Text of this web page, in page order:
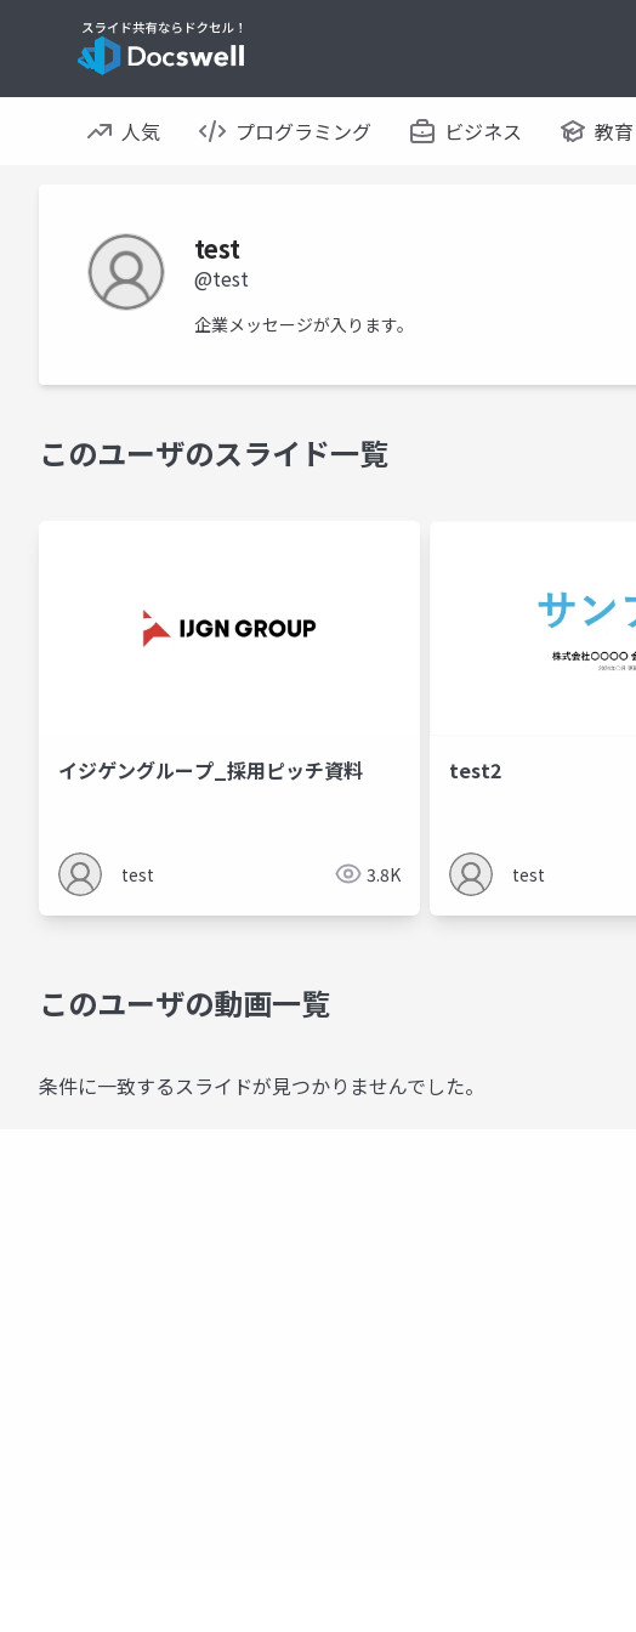
人気 プログラミング ビジネス 教育
test
@test
企業メッセージが入ります。
このユーザのスライド一覧
イジゲングループ_採用ピッチ資料
test 3.8K
test2
test
このユーザの動画一覧
条件に一致するスライドが見つかりませんでした。